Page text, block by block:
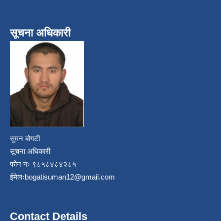
सूचना अधिकारी
सुमन बोगटी
सूचना अधिकारी
फोन नः ९८५८४८४२८५
ईमेलःbogatisuman12@gmail.com
Contact Details